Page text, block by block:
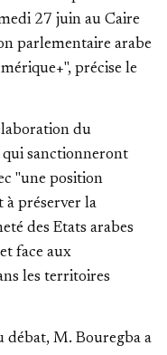
27 juin au Caire
parlementaire arabe
précise le
du
sanctionneront
"une position
à préserver la
des Etats arabes
face aux
les territoires
débat, M. Bouregba a